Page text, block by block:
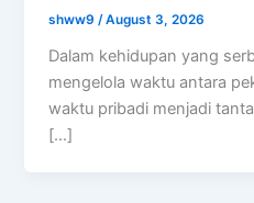
shww9/August 3, 2026
Dalam kehidupan yang
mengelola waktu antara
waktu pribadi menjadi
[…]